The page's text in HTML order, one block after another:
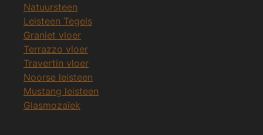
Natuursteen
Leisteen Tegels
Graniet vloer
Terrazzo vloer
Travertin vloer
Noorse leisteen
Mustang leisteen
Glasmozaïek